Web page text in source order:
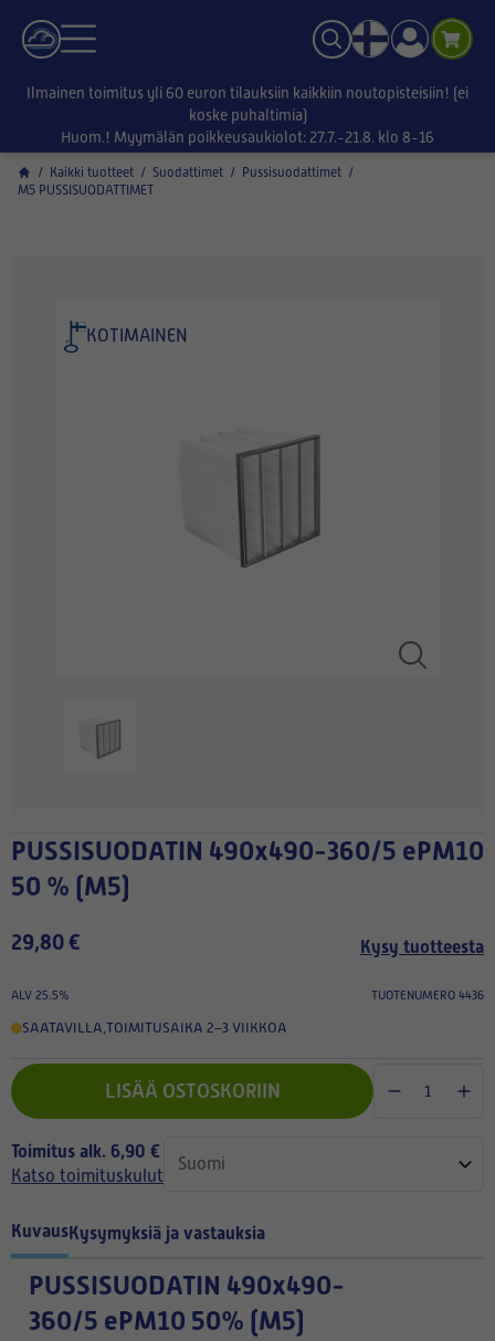
Ilmainen toimitus yli 60 euron tilauksiin kaikkiin noutopisteisiin! (ei
koske puhaltimia)
Huom.! Myymälän poikkeusaukiolot: 27.7.-21.8. klo 8-16
/ Kaikki tuotteet / Suodattimet / Pussisuodattimet /
M5 PUSSISUODATTIMET
KOTIMAINEN
PUSSISUODATIN 490x490-360/5 ePM10
50 % (M5)
29,80 € Kysy tuotteesta
ALV 25.5% TUOTENUMERO 4436
SAATAVILLA,TOIMITUSAIKA 2–3 VIIKKOA
LISÄÄ OSTOSKORIIN
Toimitus alk. 6,90 €
Katso toimituskulut
KuvausKysymyksiä ja vastauksia
PUSSISUODATIN 490x490-
360/5 ePM10 50% (M5)